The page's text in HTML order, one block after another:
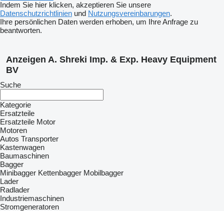
Indem Sie hier klicken, akzeptieren Sie unsere
Datenschutzrichtlinien und Nutzungsvereinbarungen.
Ihre persönlichen Daten werden erhoben, um Ihre Anfrage zu
beantworten.
Anzeigen A. Shreki Imp. & Exp. Heavy Equipment
BV
Suche
Kategorie
Ersatzteile
Ersatzteile Motor
Motoren
Autos Transporter
Kastenwagen
Baumaschinen
Bagger
Minibagger Kettenbagger Mobilbagger
Lader
Radlader
Industriemaschinen
Stromgeneratoren